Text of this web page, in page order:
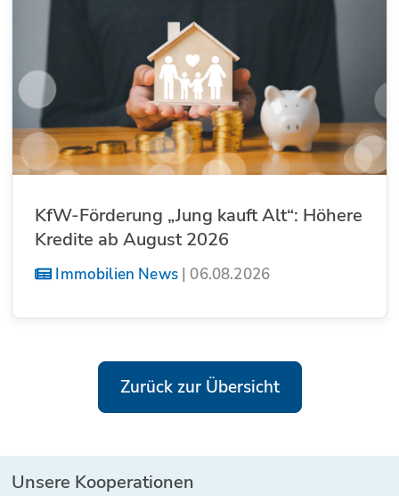
KfW-Förderung „Jung kauft Alt“: Höhere
Kredite ab August 2026
Immobilien News| 06.08.2026
Zurück zur Übersicht
Unsere Kooperationen